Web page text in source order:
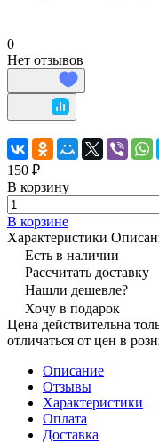
0
Нет отзывов
150 ₽
В корзину
В корзине
Характеристики
Есть в наличии
Рассчитать доставку
Нашли дешевле?
Хочу в подарок
Цена действительна
отличаться от цен в
Описание
Отзывы
Характеристики
Оплата
Доставка